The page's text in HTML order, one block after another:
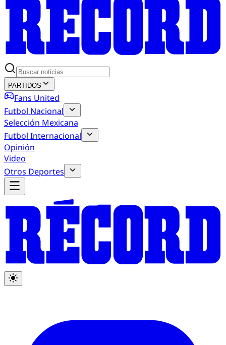
PARTIDOS
Fans United
Futbol Nacional
Selección Mexicana
Futbol Internacional
Opinión
Video
Otros Deportes